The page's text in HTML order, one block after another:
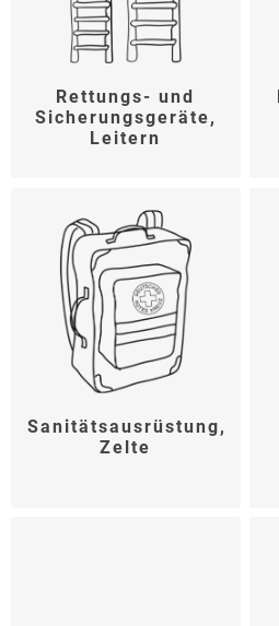
Rettungs- und
Sicherungsgeräte,
Leitern
Sanitätsausrüstung,
Zelte